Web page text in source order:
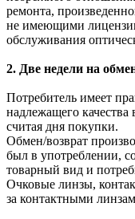
ремонта,
не имеющими
обслуживания
2. Две недели на
Потребитель имеет
надлежащего
считая дня покупки.
Обмен/возврат
был в употреблении,
товарный вид и
Очковые линзы,
за контактными